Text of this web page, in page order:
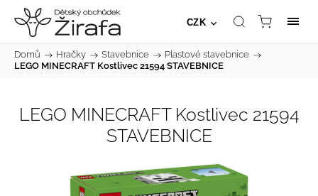
CZK
Domů / Hračky / Stavebnice / Plastové stavebnice /
LEGO MINECRAFT Kostlivec 21594 STAVEBNICE
LEGO MINECRAFT Kostlivec 21594
STAVEBNICE